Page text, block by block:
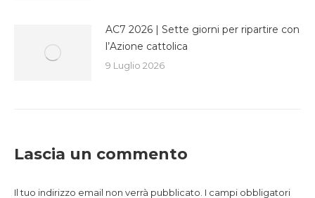
AC7 2026 | Sette giorni per ripartire con
l’Azione cattolica
9 Luglio 2026
Lascia un commento
Il tuo indirizzo email non verrà pubblicato. I campi obbligatori